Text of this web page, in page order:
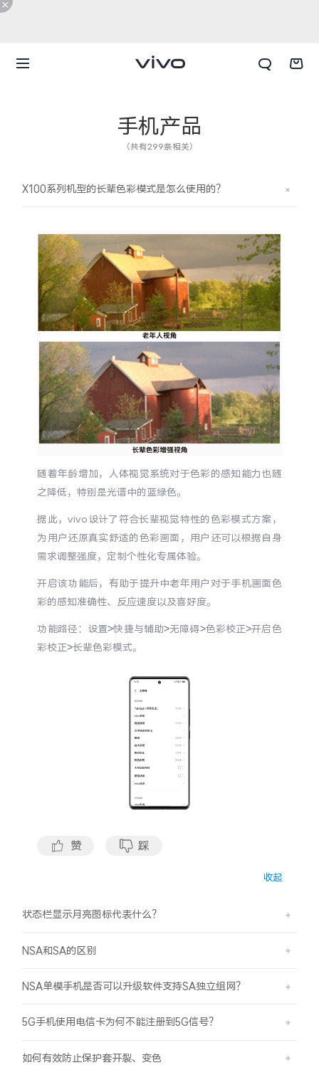
X300 E X Fold6
X300 Ultra X300s
X Fold5
S60 S60 元气版
S50 Pro mini S50
Y600 Turbo
Y6
iQOO Z11i iQOO 15T
iQOO Z11
vivo TWS 5 Pro vivo Pad6 Pro
vivo 头戴降噪耳机 vivo TWS 5e
手机产品
（共有299条相关）
X100系列机型的长辈色彩模式是怎么使用的？
随着年龄增加，人体视觉系统对于色彩的感知能力也随
之降低，特别是光谱中的蓝绿色。
据此，vivo设计了符合长辈视觉特性的色彩模式方案，
为用户还原真实舒适的色彩画面，用户还可以根据自身
需求调整强度，定制个性化专属体验。
开启该功能后，有助于提升中老年用户对于手机画面色
彩的感知准确性、反应速度以及喜好度。
功能路径：设置>快捷与辅助>无障碍>色彩校正>开启色
彩校正>长辈色彩模式。
赞 踩
收起
状态栏显示月亮图标代表什么？
NSA和SA的区别
NSA单模手机是否可以升级软件支持SA独立组网？
5G手机使用电信卡为何不能注册到5G信号？
如何有效防止保护套开裂、变色